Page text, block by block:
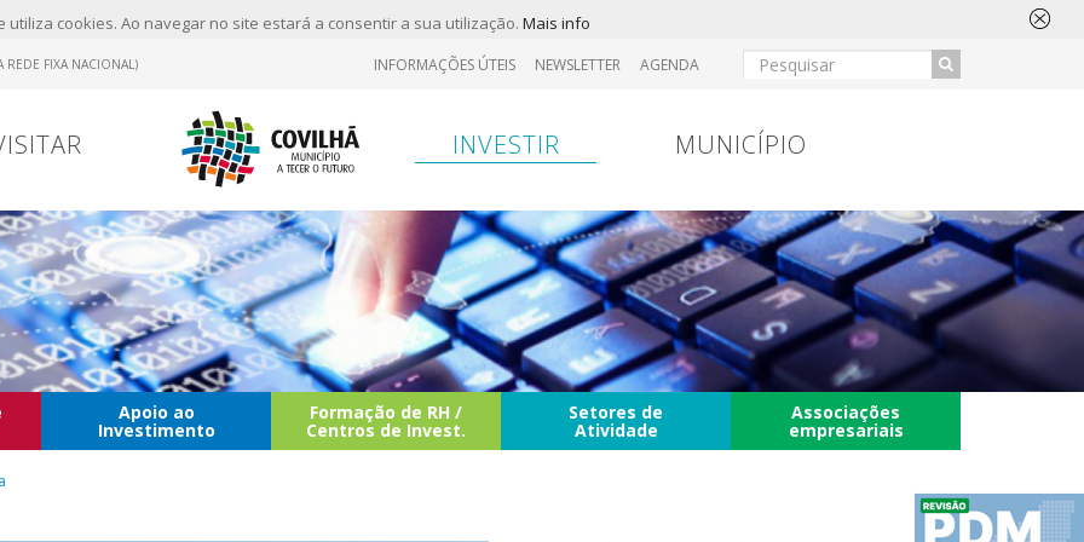
utiliza cookies. Ao navegar no site estará a consentir a sua utilização. Mais info
REDE FIXA NACIONAL) INFORMAÇÕES ÚTEIS NEWSLETTER AGENDA
INVESTIR MUNICÍPIO
Apoio ao
Investimento
Formação de RH /
Centros de Invest.
Setores de
Atividade
Associações
empresariais